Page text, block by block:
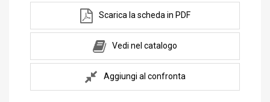
Scarica la scheda in PDF
Vedi nel catalogo
Aggiungi al confronta